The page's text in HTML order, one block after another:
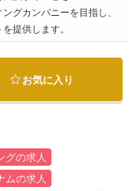
グカンパニーを目指し、
提供します。
お気に入り
グの求人
ムの求人